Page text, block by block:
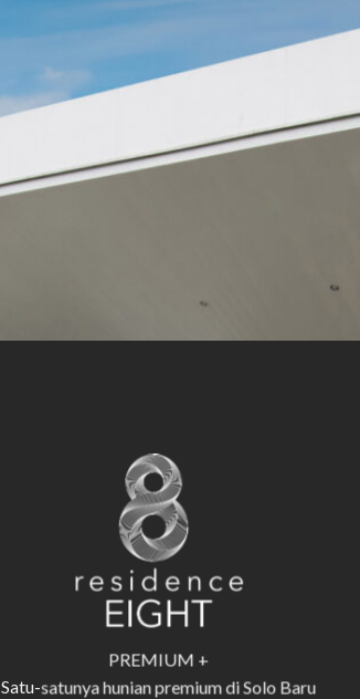
PREMIUM +
Satu-satunya hunian premium di Solo Baru